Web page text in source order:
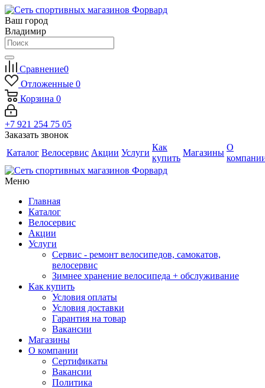
Ваш город
Владимир
Сравнение0
Отложенные 0
Корзина 0
+7 921 254 75 05
Заказать звонок
Каталог Велосервис Акции Услуги
Как
купить
Магазины
О
Меню
Главная
Каталог
Велосервис
Акции
Услуги
Сервис - ремонт велосипедов, самокатов,
велосервис
Зимнее хранение велосипеда + обслуживание
Как купить
Условия оплаты
Условия доставки
Гарантия на товар
Вакансии
Магазины
О компании
Сертификаты
Вакансии
Политика